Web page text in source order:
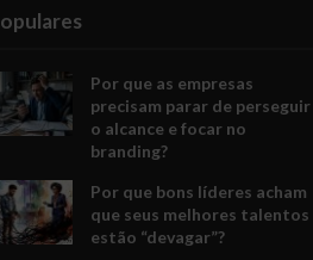
Por que as empresas
precisam parar de perseguir
o alcance e focar no
branding?
Por que bons líderes acham
que seus melhores talentos
estão “devagar”?